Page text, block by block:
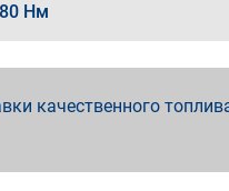
Нм
качественного